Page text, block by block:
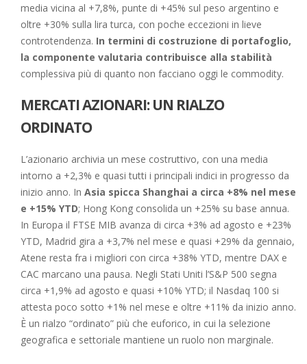
media vicina al +7,8%, punte di +45% sul peso argentino e
oltre +30% sulla lira turca, con poche eccezioni in lieve
controtendenza. In termini di costruzione di portafoglio,
la componente valutaria contribuisce alla stabilità
complessiva più di quanto non facciano oggi le commodity.
MERCATI AZIONARI: UN RIALZO
ORDINATO
L’azionario archivia un mese costruttivo, con una media
intorno a +2,3% e quasi tutti i principali indici in progresso da
inizio anno. In Asia spicca Shanghai a circa +8% nel mese
e +15% YTD; Hong Kong consolida un +25% su base annua.
In Europa il FTSE MIB avanza di circa +3% ad agosto e +23%
YTD, Madrid gira a +3,7% nel mese e quasi +29% da gennaio,
Atene resta fra i migliori con circa +38% YTD, mentre DAX e
CAC marcano una pausa. Negli Stati Uniti l’S&P 500 segna
circa +1,9% ad agosto e quasi +10% YTD; il Nasdaq 100 si
attesta poco sotto +1% nel mese e oltre +11% da inizio anno.
È un rialzo “ordinato” più che euforico, in cui la selezione
geografica e settoriale mantiene un ruolo non marginale.